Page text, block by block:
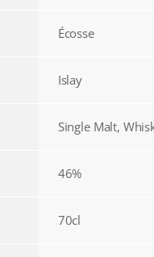
Écosse
Islay
Single Malt,
46%
70cl